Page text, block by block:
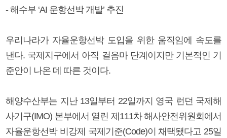
- 해수부 ‘AI 운항선박 개발’ 추진
우리나라가 자율운항선박 도입을 위한 움직임에 속도를
낸다. 국제지구에서 아직 걸음마 단계이지만 기본적인 기
준안이 나온 데 따른 것이다.
해양수산부는 지난 13일부터 22일까지 영국 런던 국제해
사기구(IMO) 본부에서 열린 제111차 해사안전위원회에서
자율운항선박 비강제 국제기준(Code)이 채택됐다고 25일